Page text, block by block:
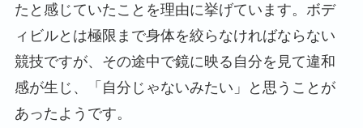
たと感じていたことを理由に挙げています。ボデ
ィビルとは極限まで身体を絞らなければならない
競技ですが、その途中で鏡に映る自分を見て違和
感が生じ、「自分じゃないみたい」と思うことが
あったようです。